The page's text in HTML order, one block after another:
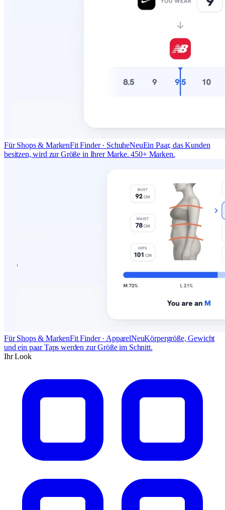
Für Shops & MarkenFit Finder · SchuheNeuEin Paar, das Kunden
besitzen, wird zur Größe in Ihrer Marke. 450+ Marken.
Für Shops & MarkenFit Finder · ApparelNeuKörpergröße, Gewicht
und ein paar Taps werden zur Größe im Schnitt.
Ihr Look